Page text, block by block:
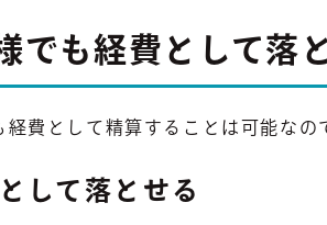
でも経費として落
経費として精算することは可能なの
して落とせる